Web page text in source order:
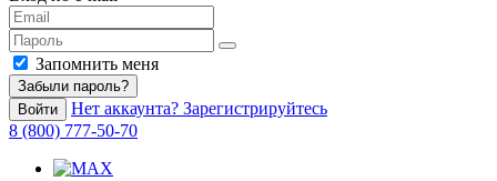
Запомнить меня
Забыли пароль?
Войти
Нет аккаунта? Зарегистрируйтесь
8 (800) 777-50-70